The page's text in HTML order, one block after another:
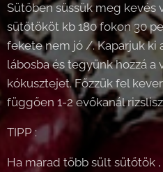
Sütőben süssük meg kevés
sütőtököt kb 180 fokon 30
fekete nem jó /. Kaparjuk
lábosba és tegyünk hozzá a
kókusztejet. Főzzük fel
függően 1-2 evőkanál
TIPP :
Ha marad több sült sütőtök